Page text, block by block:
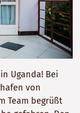
Uganda! Bei
von
Team begrüßt